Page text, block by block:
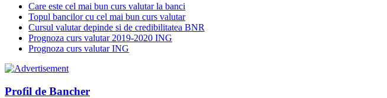
Care este cel mai bun curs valutar la banci
Topul bancilor cu cel mai bun curs valutar
Cursul valutar depinde si de credibilitatea BNR
Prognoza curs valutar 2019-2020 ING
Prognoza curs valutar ING
Profil de Bancher